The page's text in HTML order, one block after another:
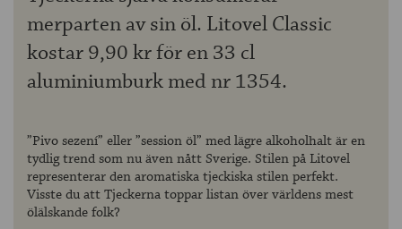
merparten av sin öl. Litovel Classic
kostar 9,90 kr för en 33 cl
aluminiumburk med nr 1354.
”Pivo sezení” eller ”session öl” med lägre alkoholhalt är en
tydlig trend som nu även nått Sverige. Stilen på Litovel
representerar den aromatiska tjeckiska stilen perfekt.
Visste du att Tjeckerna toppar listan över världens mest
ölälskande folk?